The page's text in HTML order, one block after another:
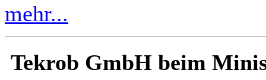
mehr...
Tekrob GmbH beim